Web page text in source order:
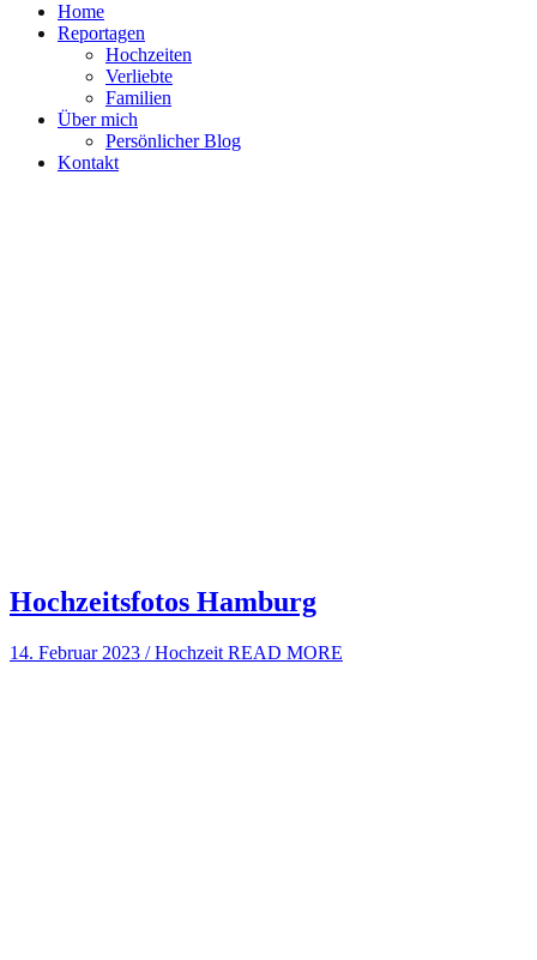
Home
Reportagen
Hochzeiten
Verliebte
Familien
Über mich
Persönlicher Blog
Kontakt
Hochzeitsfotos Hamburg
14. Februar 2023 /Hochzeit READ MORE